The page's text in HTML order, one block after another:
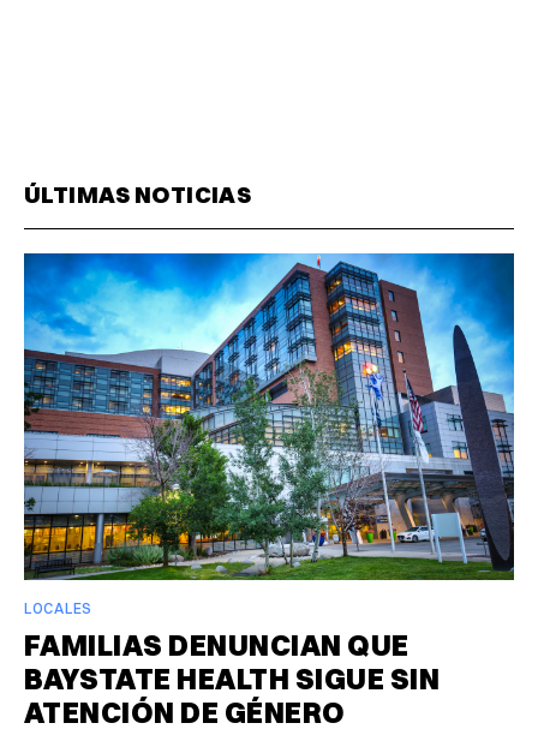
ÚLTIMAS NOTICIAS
LOCALES
FAMILIAS DENUNCIAN QUE
BAYSTATE HEALTH SIGUE SIN
ATENCIÓN DE GÉNERO